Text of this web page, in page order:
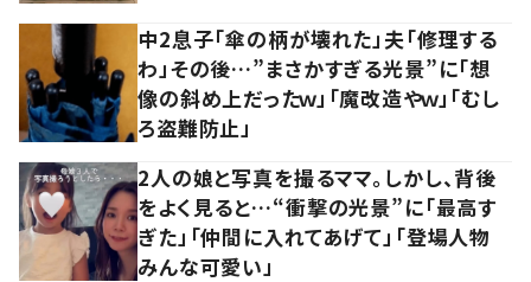
中2息子「傘の柄が壊れた」夫「修理する
わ」その後…”まさかすぎる光景”に「想
像の斜め上だったｗ」「魔改造やｗ」「むし
ろ盗難防止」
2人の娘と写真を撮るママ。しかし、背後
をよく見ると…“衝撃の光景”に「最高す
ぎた」「仲間に入れてあげて」「登場人物
みんな可愛い」